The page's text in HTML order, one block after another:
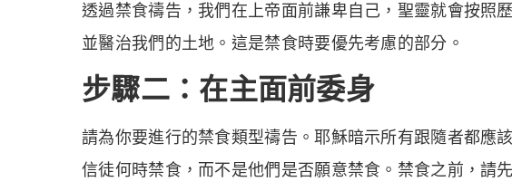
透過禁食禱告，我們在上帝面前謙卑自己，聖靈就會按照
並醫治我們的土地。這是禁食時要優先考慮的部分。
步驟二：在主面前委身
請為你要進行的禁食類型禱告。耶穌暗示所有跟隨者都應
信徒何時禁食，而不是他們是否願意禁食。禁食之前，請